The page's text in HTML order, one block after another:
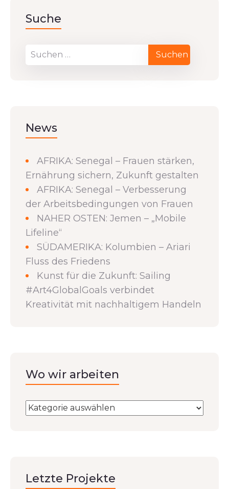
Suche
News
AFRIKA: Senegal – Frauen stärken,
Ernährung sichern, Zukunft gestalten
AFRIKA: Senegal – Verbesserung
der Arbeitsbedingungen von Frauen
NAHER OSTEN: Jemen – „Mobile
Lifeline“
SÜDAMERIKA: Kolumbien – Ariari
Fluss des Friedens
Kunst für die Zukunft: Sailing
#Art4GlobalGoals verbindet
Kreativität mit nachhaltigem Handeln
Wo wir arbeiten
Letzte Projekte